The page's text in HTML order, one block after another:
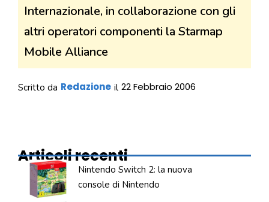
Internazionale, in collaborazione con gli
altri operatori componenti la Starmap
Mobile Alliance
Scritto da Redazione il 22 Febbraio 2006
Articoli recenti
Nintendo Switch 2: la nuova
console di Nintendo